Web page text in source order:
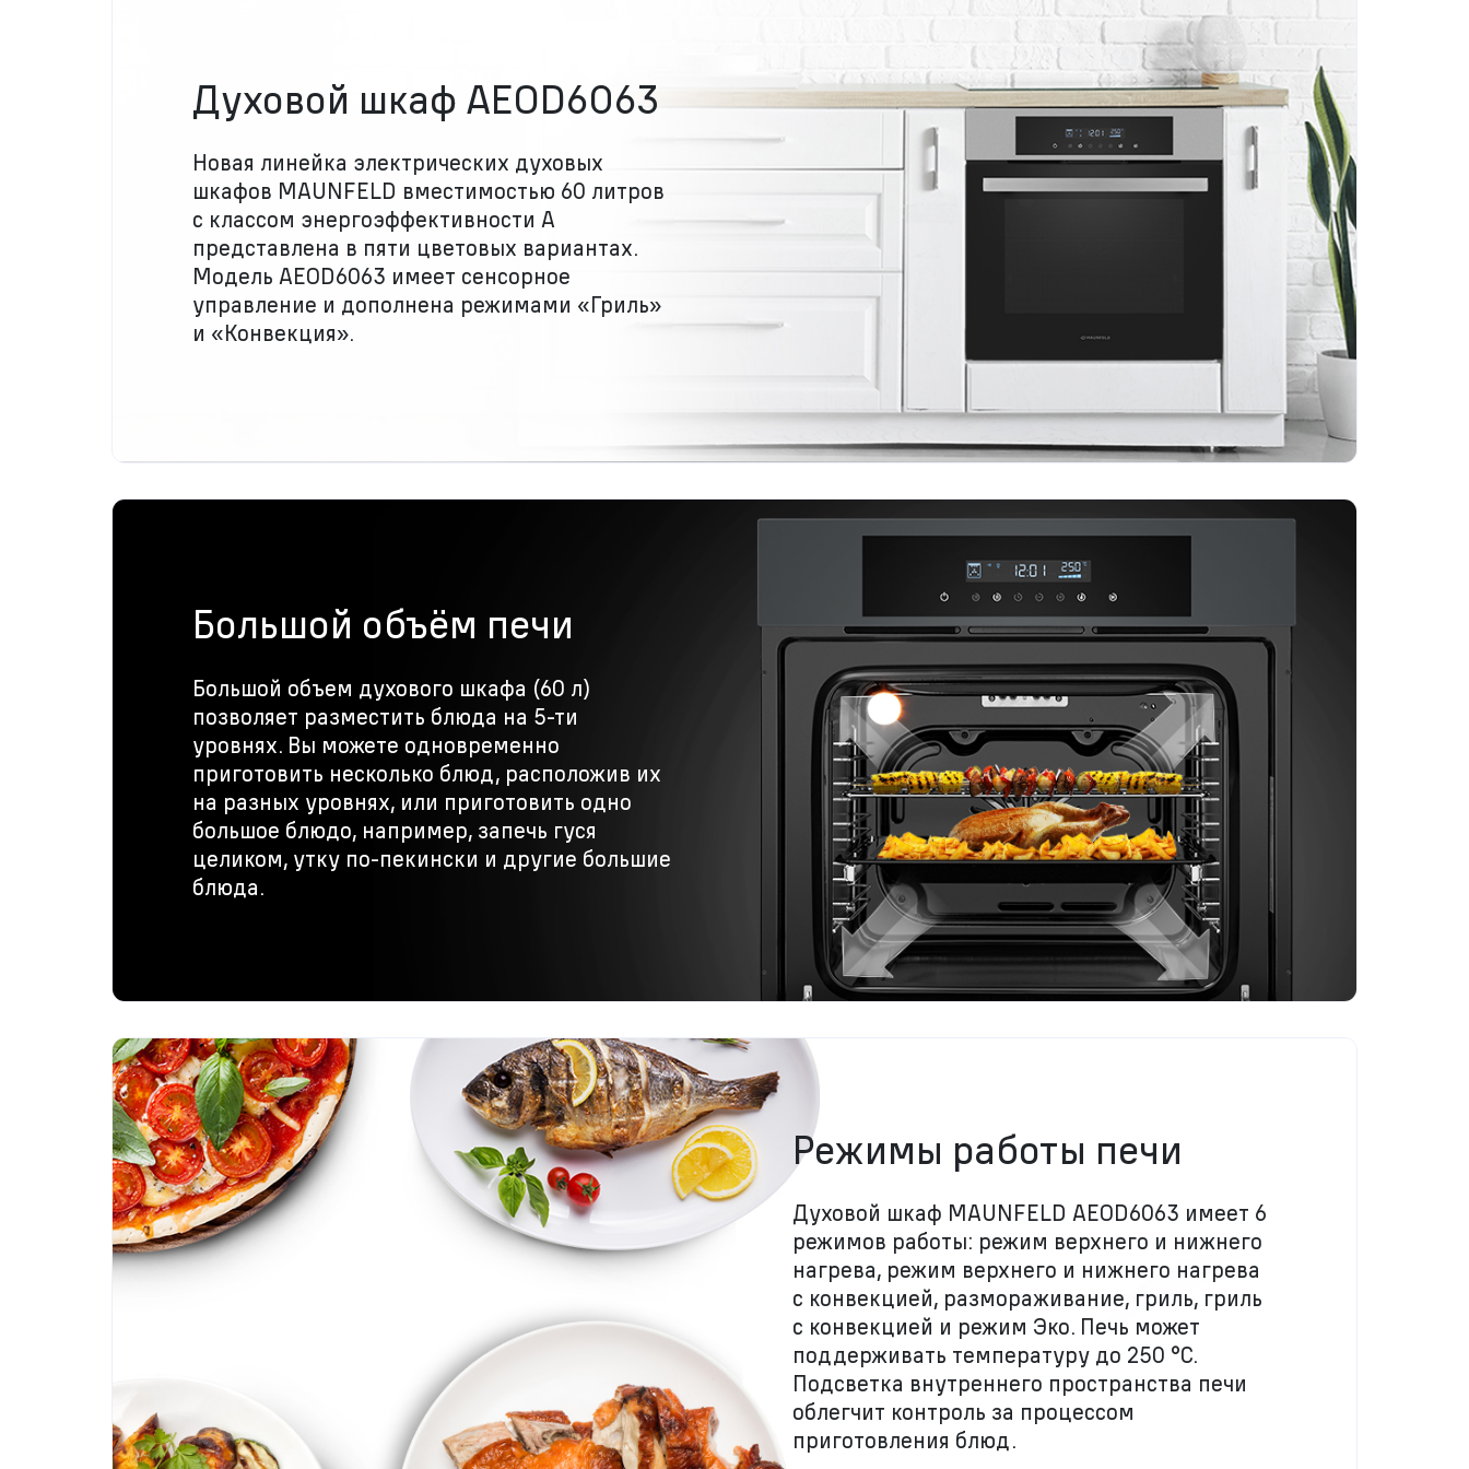
Духовой шкаф AEOD6063
Новая линейка электрических духовых
шкафов MAUNFELD вместимостью 60 литров
с классом энергоэффективности А
представлена в пяти цветовых вариантах.
Модель AEOD6063 имеет сенсорное
управление и дополнена режимами «Гриль»
и «Конвекция».
Большой объём печи
Большой объем духового шкафа (60 л)
позволяет разместить блюда на 5-ти
уровнях. Вы можете одновременно
приготовить несколько блюд, расположив их
на разных уровнях, или приготовить одно
большое блюдо, например, запечь гуся
целиком, утку по-пекински и другие большие
блюда.
Режимы работы печи
Духовой шкаф MAUNFELD AEOD6063 имеет 6
режимов работы: режим верхнего и нижнего
нагрева, режим верхнего и нижнего нагрева
с конвекцией, размораживание, гриль, гриль
с конвекцией и режим Эко. Печь может
поддерживать температуру до 250 °C.
Подсветка внутреннего пространства печи
облегчит контроль за процессом
приготовления блюд.